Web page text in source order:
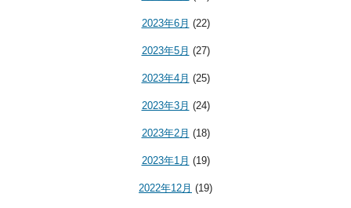
2023年6月 (22)
2023年5月 (27)
2023年4月 (25)
2023年3月 (24)
2023年2月 (18)
2023年1月 (19)
2022年12月 (19)